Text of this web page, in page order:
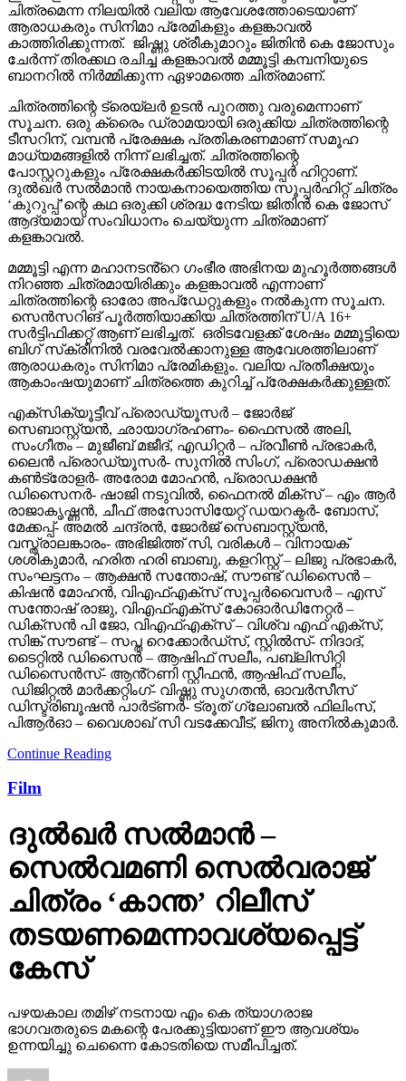
ചിത്രമെന്ന നിലയിൽ വലിയ ആവേശത്തോടെയാണ്
ആരാധകരും സിനിമാ പ്രേമികളും കളങ്കാവൽ
കാത്തിരിക്കുന്നത്. ജിഷ്ണു ശ്രീകുമാറും ജിതിൻ കെ ജോസും
ചേർന്ന് തിരക്കഥ രചിച്ച കളങ്കാവൽ മമ്മൂട്ടി കമ്പനിയുടെ
ബാനറിൽ നിർമ്മിക്കുന്ന ഏഴാമത്തെ ചിത്രമാണ്.
ചിത്രത്തിന്റെ ട്രെയ്‌ലർ ഉടൻ പുറത്തു വരുമെന്നാണ്
സൂചന. ഒരു ക്രൈം ഡ്രാമയായി ഒരുക്കിയ ചിത്രത്തിന്റെ
ടീസറിന്, വമ്പൻ പ്രേക്ഷക പ്രതികരണമാണ് സമൂഹ
മാധ്യമങ്ങളിൽ നിന്ന് ലഭിച്ചത്. ചിത്രത്തിന്റെ
പോസ്റ്ററുകളും പ്രേക്ഷകർക്കിടയിൽ സൂപ്പർ ഹിറ്റാണ്.
ദുൽഖർ സൽമാൻ നായകനായെത്തിയ സൂപ്പർഹിറ്റ് ചിത്രം
‘കുറുപ്പ്’ന്റെ കഥ ഒരുക്കി ശ്രദ്ധ നേടിയ ജിതിൻ കെ ജോസ്
ആദ്യമായ് സംവിധാനം ചെയ്യുന്ന ചിത്രമാണ്
കളങ്കാവൽ.
മമ്മൂട്ടി എന്ന മഹാനടൻ്റെ ഗംഭീര അഭിനയ മുഹൂർത്തങ്ങൾ
നിറഞ്ഞ ചിത്രമായിരിക്കും കളങ്കാവൽ എന്നാണ്
ചിത്രത്തിന്റെ ഓരോ അപ്‌ഡേറ്റുകളും നൽകുന്ന സൂചന.
സെൻസറിങ് പൂർത്തിയാക്കിയ ചിത്രത്തിന് U/A 16+
സർട്ടിഫിക്കറ്റ് ആണ് ലഭിച്ചത്. ഒരിടവേളക്ക് ശേഷം മമ്മൂട്ടിയെ
ബിഗ് സ്‌ക്രീനിൽ വരവേൽക്കാനുള്ള ആവേശത്തിലാണ്
ആരാധകരും സിനിമാ പ്രേമികളും. വലിയ പ്രതീക്ഷയും
ആകാംഷയുമാണ് ചിത്രത്തെ കുറിച്ച് പ്രേക്ഷകർക്കുള്ളത്.
എക്സിക്യൂട്ടീവ് പ്രൊഡ്യൂസർ – ജോർജ്
സെബാസ്റ്റ്യൻ, ഛായാഗ്രഹണം- ഫൈസൽ അലി,
സംഗീതം – മുജീബ് മജീദ്, എഡിറ്റർ – പ്രവീൺ പ്രഭാകർ,
ലൈൻ പ്രൊഡ്യൂസർ- സുനിൽ സിംഗ്, പ്രൊഡക്ഷൻ
കൺട്രോളർ- അരോമ മോഹൻ, പ്രൊഡക്ഷൻ
ഡിസൈനർ- ഷാജി നടുവിൽ, ഫൈനൽ മിക്സ് – എം ആർ
രാജാകൃഷ്ണൻ, ചീഫ് അസോസിയേറ്റ് ഡയറക്ടർ- ബോസ്,
മേക്കപ്പ്- അമൽ ചന്ദ്രൻ, ജോർജ് സെബാസ്റ്റ്യൻ,
വസ്ത്രാലങ്കാരം- അഭിജിത്ത് സി, വരികൾ – വിനായക്
ശശികുമാർ, ഹരിത ഹരി ബാബു, കളറിസ്റ്റ് – ലിജു പ്രഭാകർ,
സംഘട്ടനം – ആക്ഷൻ സന്തോഷ്, സൗണ്ട് ഡിസൈൻ –
കിഷൻ മോഹൻ, വിഎഫ്എക്സ് സൂപ്പർവൈസർ – എസ്
സന്തോഷ് രാജു, വിഎഫ്എക്സ് കോഓർഡിനേറ്റർ –
ഡിക്സൻ പി ജോ, വിഎഫ്എക്സ് – വിശ്വ എഫ് എക്സ്,
സിങ്ക് സൗണ്ട് – സപ്ത റെക്കോർഡ്സ്, സ്റ്റിൽസ്- നിദാദ്,
ടൈറ്റിൽ ഡിസൈൻ – ആഷിഫ് സലീം, പബ്ലിസിറ്റി
ഡിസൈൻസ്- ആൻ്റണി സ്റ്റീഫൻ, ആഷിഫ് സലീം,
ഡിജിറ്റൽ മാർക്കറ്റിംഗ്- വിഷ്ണു സുഗതൻ, ഓവർസീസ്
ഡിസ്ട്രിബൂഷൻ പാർട്ണർ- ട്രൂത് ഗ്ലോബൽ ഫിലിംസ്,
പിആർഓ – വൈശാഖ് സി വടക്കേവീട്, ജിനു അനിൽകുമാർ.
Continue Reading
Film
ദുല്‍ഖര്‍ സല്‍മാന്‍ –
സെല്‍വമണി സെല്‍വരാജ്
ചിത്രം ‘കാന്ത’ റിലീസ്
തടയണമെന്നാവശ്യപ്പെട്ട്
കേസ്
പഴയകാല തമിഴ് നടനായ എം കെ ത്യാഗരാജ
ഭാഗവതരുടെ മകന്റെ പേരക്കുട്ടിയാണ് ഈ ആവശ്യം
ഉന്നയിച്ചു ചെന്നൈ കോടതിയെ സമീപിച്ചത്.